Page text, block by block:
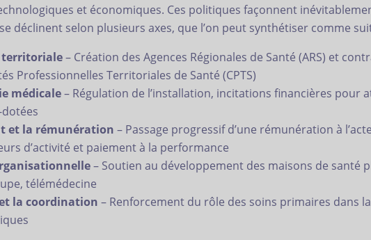
et économiques. Ces politiques façonnent
déclinent selon plusieurs axes, que l’on peut synthétiser comme
territoriale– Création des Agences Régionales de Santé (ARS) et
Professionnelles Territoriales de Santé (CPTS)
médicale– Régulation de l’installation, incitations financières pour
et la rémunération – Passage progressif d’une rémunération à
d’activité et paiement à la performance
– Soutien au développement des maisons de santé
télémédecine
la coordination – Renforcement du rôle des soins primaires dans